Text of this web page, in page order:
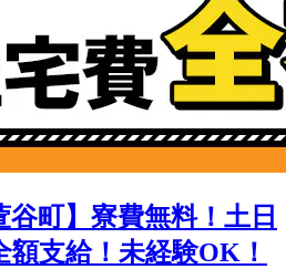
谷町】寮費無料！土日
支給！未経験OK！